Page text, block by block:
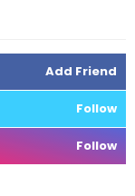
Add Friend
Follow
Follow